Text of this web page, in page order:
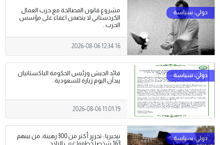
مشروع قانون المصالحة مع حزب العمال
الكردستاني لا يتضمن اعفاء على مؤسس
الحزب .
2026-08-06 12:34:16
قائد الجيش ورئيس الحكومة الباكستانيان
يبدآن اليوم زيارة للسعودية .
2026-08-06 11:01:19
نيجيريا : تحرير أكثر من 300 رهينة، من بينهم
163 شخصا خُطفوا غرب البلاد .